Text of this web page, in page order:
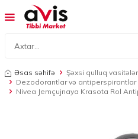
Əsas səhifə Şəxsi qulluq
Dezodorantlar və antiperspirantlar
Nivea Jemçujnaya Krasota Rol